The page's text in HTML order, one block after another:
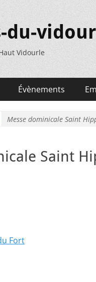
du-
Vidourle
Évènements
Messe dominicale Saint
Saint
Fort